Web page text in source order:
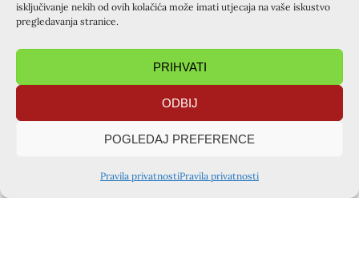
isključivanje nekih od ovih kolačića može imati utjecaja na vaše iskustvo
pregledavanja stranice.
PRIHVATI
ODBIJ
POGLEDAJ PREFERENCE
Pravila privatnostiPravila privatnosti